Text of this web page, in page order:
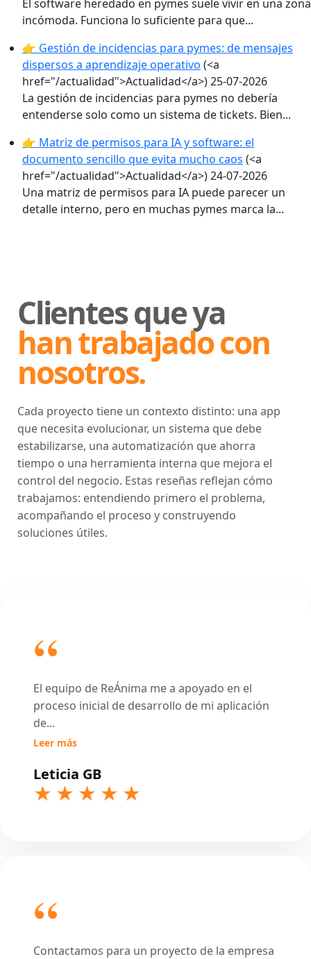
El software heredado en pymes suele vivir en una zona
incómoda. Funciona lo suficiente para que...
👉 Gestión de incidencias para pymes: de mensajes
dispersos a aprendizaje operativo (<a
href="/actualidad">Actualidad</a>)25-07-2026
La gestión de incidencias para pymes no debería
entenderse solo como un sistema de tickets. Bien...
👉 Matriz de permisos para IA y software: el
documento sencillo que evita mucho caos (<a
href="/actualidad">Actualidad</a>)24-07-2026
Una matriz de permisos para IA puede parecer un
detalle interno, pero en muchas pymes marca la...
Clientes que ya
han trabajado con
nosotros.
Cada proyecto tiene un contexto distinto: una app
que necesita evolucionar, un sistema que debe
estabilizarse, una automatización que ahorra
tiempo o una herramienta interna que mejora el
control del negocio. Estas reseñas reflejan cómo
trabajamos: entendiendo primero el problema,
acompañando el proceso y construyendo
soluciones útiles.
Leticia GB
El equipo de ReÁnima me a apoyado en el
proceso inicial de desarrollo de mi aplicación
de...
Leer más
Contactamos para un proyecto de la empresa